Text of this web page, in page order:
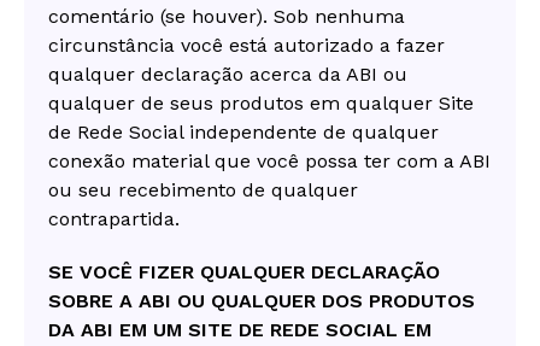
comentário (se houver). Sob nenhuma
circunstância você está autorizado a fazer
qualquer declaração acerca da ABI ou
qualquer de seus produtos em qualquer Site
de Rede Social independente de qualquer
conexão material que você possa ter com a ABI
ou seu recebimento de qualquer
contrapartida.
SE VOCÊ FIZER QUALQUER DECLARAÇÃO
SOBRE A ABI OU QUALQUER DOS PRODUTOS
DA ABI EM UM SITE DE REDE SOCIAL EM